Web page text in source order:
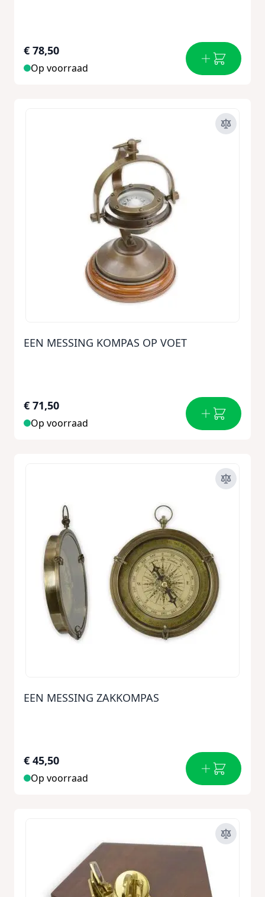
€ 78,50
Op voorraad
EEN MESSING KOMPAS OP VOET
€ 71,50
Op voorraad
EEN MESSING ZAKKOMPAS
€ 45,50
Op voorraad